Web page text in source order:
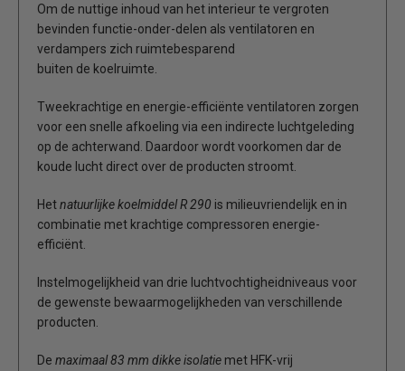
Om de nuttige inhoud van het interieur te vergroten
bevinden functie-onder-delen als ventilatoren en
verdampers zich ruimtebesparend
buiten de koelruimte.
Tweekrachtige en energie-efficiënte ventilatoren zorgen
voor een snelle afkoeling via een indirecte luchtgeleding
op de achterwand. Daardoor wordt voorkomen dar de
koude lucht direct over de producten stroomt.
Hetnatuurlijke koelmiddel R 290 is milieuvriendelijk en in
combinatie met krachtige compressoren energie-
efficiënt.
Instelmogelijkheid van drie luchtvochtigheidniveaus voor
de gewenste bewaarmogelijkheden van verschillende
producten.
De maximaal 83 mm dikke isolatie met HFK-vrij